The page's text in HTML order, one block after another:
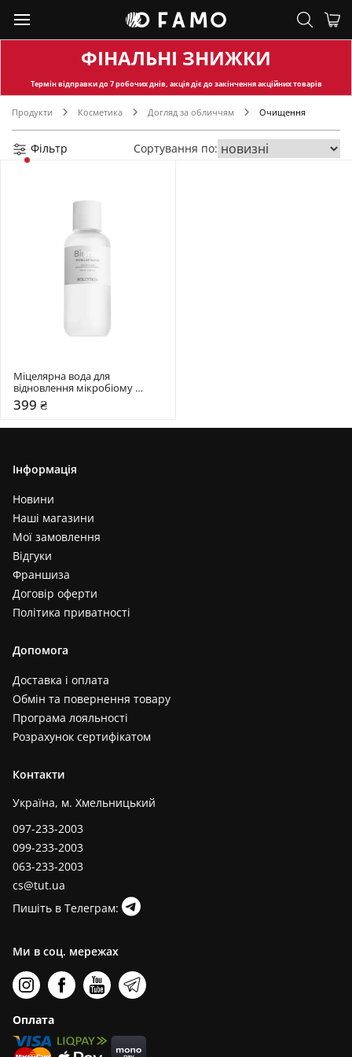
ФІНАЛЬНІ ЗНИЖКИ
Термін відправкидо 7 робочих днів, акція діє до закінчення акційних товарів
Продукти Косметика Догляд за обличчям Очищення
Фільтр Сортування по:
Міцелярна вода для
відновлення мікробіому
Hollyskin 400 мл
399 ₴
Інформація
Новини
Наші магазини
Мої замовлення
Відгуки
Франшиза
Договір оферти
Політика приватності
Допомога
Доставка і оплата
Обмін та повернення товару
Програма лояльності
Розрахунок сертифікатом
Контакти
Україна, м. Хмельницький
097-233-2003
099-233-2003
063-233-2003
cs@tut.ua
Пишіть в Телеграм:
Ми в соц. мережах
Оплата